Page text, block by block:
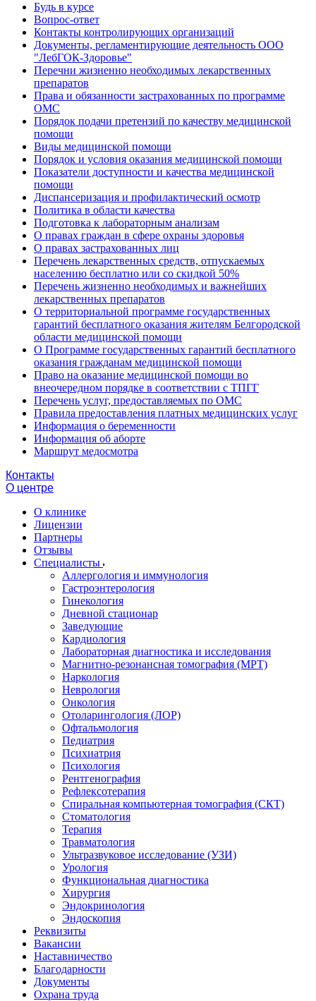
Будь в курсе
Вопрос-ответ
Контакты контролирующих организаций
Документы, регламентирующие деятельность ООО
"ЛебГОК-Здоровье"
Перечни жизненно необходимых лекарственных
препаратов
Права и обязанности застрахованных по программе
ОМС
Порядок подачи претензий по качеству медицинской
помощи
Виды медицинской помощи
Порядок и условия оказания медицинской помощи
Показатели доступности и качества медицинской
помощи
Диспансеризация и профилактический осмотр
Политика в области качества
Подготовка к лабораторным анализам
О правах граждан в сфере охраны здоровья
О правах застрахованных лиц
Перечень лекарственных средств, отпускаемых
населению бесплатно или со скидкой 50%
Перечень жизненно необходимых и важнейших
лекарственных препаратов
О территориальной программе государственных
гарантий бесплатного оказания жителям Белгородской
области медицинской помощи
О Программе государственных гарантий бесплатного
оказания гражданам медицинской помощи
Право на оказание медицинской помощи во
внеочередном порядке в соответствии с ТПГГ
Перечень услуг, предоставляемых по ОМС
Правила предоставления платных медицинских услуг
Информация о беременности
Информация об аборте
Маршрут медосмотра
Контакты
О центре
О клинике
Лицензии
Партнеры
Отзывы
Специалисты
Аллергология и иммунология
Гастроэнтерология
Гинекология
Дневной стационар
Заведующие
Кардиология
Лабораторная диагностика и исследования
Магнитно-резонансная томография (МРТ)
Наркология
Неврология
Онкология
Отоларингология (ЛОР)
Офтальмология
Педиатрия
Психиатрия
Психология
Рентгенография
Рефлексотерапия
Спиральная компьютерная томография (СКТ)
Стоматология
Терапия
Травматология
Ультразвуковое исследование (УЗИ)
Урология
Функциональная диагностика
Хирургия
Эндокринология
Эндоскопия
Реквизиты
Вакансии
Наставничество
Благодарности
Документы
Охрана труда